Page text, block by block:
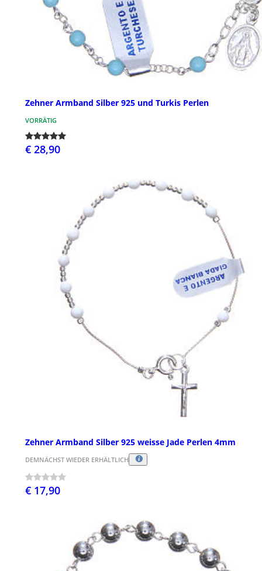
Zehner Armband Silber 925 und Turkis Perlen
VORRÄTIG
€ 28,90
Zehner Armband Silber 925 weisse Jade Perlen 4mm
DEMNÄCHST WIEDER ERHÄLTLICH
€ 17,90